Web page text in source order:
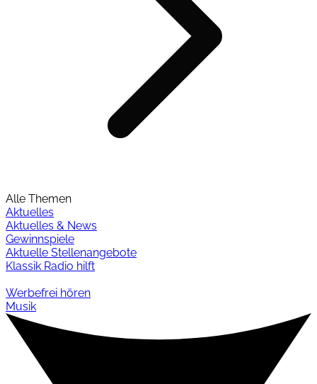
Alle Themen
Aktuelles
Aktuelles & News
Gewinnspiele
Aktuelle Stellenangebote
Klassik Radio hilft
Werbefrei hören
Musik